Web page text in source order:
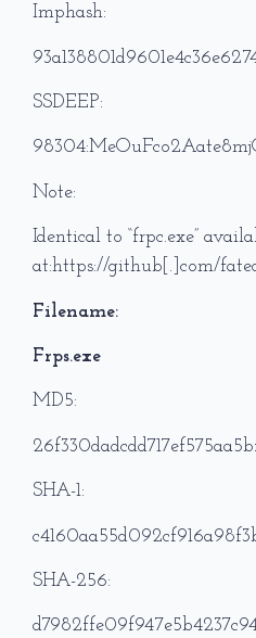
Imphash:
SSDEEP:
Note:
Identical to “frpc.exe”
at:https://github[.]com/
Filename:
Frps.exe
MD5:
SHA-1:
SHA-256: